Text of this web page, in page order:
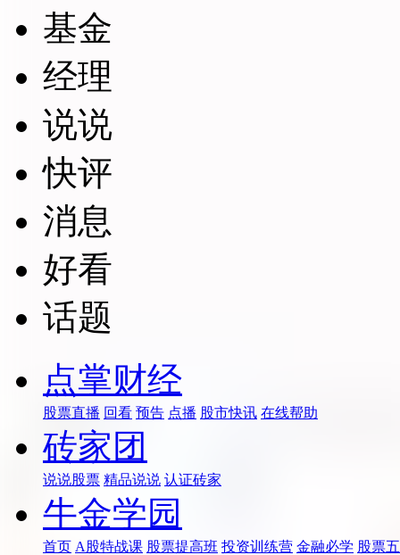
基金
经理
说说
快评
消息
好看
话题
点掌财经
股票直播 回看 预告 点播 股市快讯 在线帮助
砖家团
说说股票 精品说说 认证砖家
牛金学园
首页 A股特战课 股票提高班 投资训练营 金融必学 股票